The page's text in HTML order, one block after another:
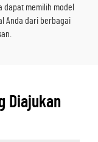
memilih model
Anda dari berbagai
Diajukan